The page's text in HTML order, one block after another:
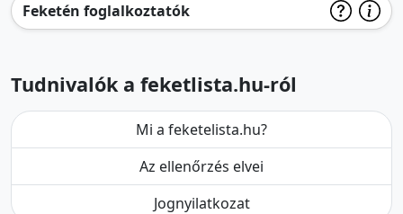
Feketén foglalkoztatók
Tudnivalók a feketlista.hu-ról
Mi a feketelista.hu?
Az ellenőrzés elvei
Jognyilatkozat